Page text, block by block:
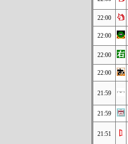
22:00
22:00
22:00
22:00
21:59
21:59
21:51